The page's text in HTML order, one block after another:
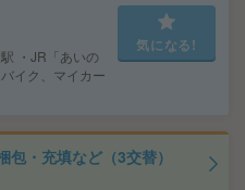
・JR「あいの
イク、マイカー
気になる!
・充填など（3交替）